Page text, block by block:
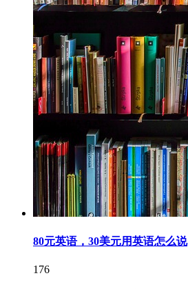
80元英语，30美元用英语怎么说
176